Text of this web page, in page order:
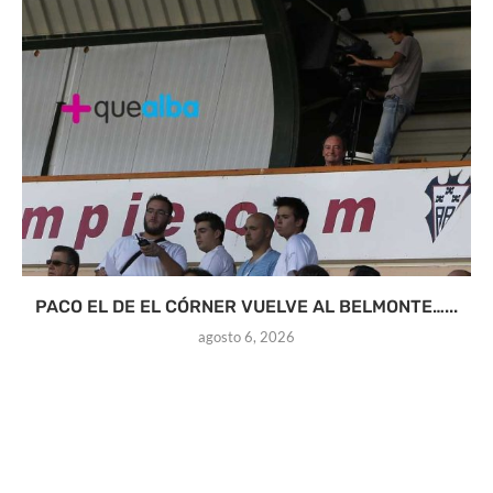
PACO EL DE EL CÓRNER VUELVE AL BELMONTE…...
agosto 6, 2026